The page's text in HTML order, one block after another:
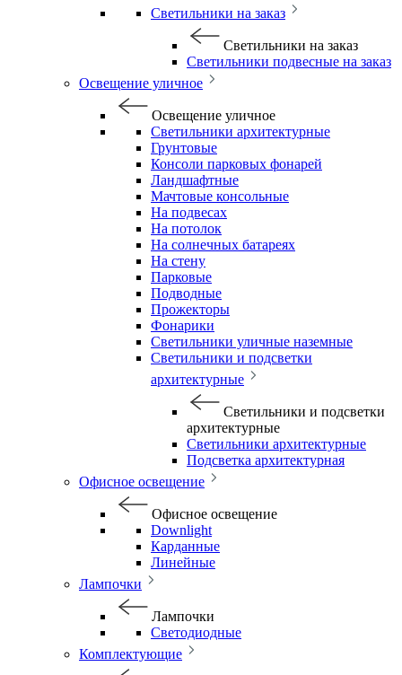
Светильники на заказ
Светильники на заказ
Светильники подвесные на заказ
Освещение уличное
Освещение уличное
Светильники архитектурные
Грунтовые
Консоли парковых фонарей
Ландшафтные
Мачтовые консольные
На подвесах
На потолок
На солнечных батареях
На стену
Парковые
Подводные
Прожекторы
Фонарики
Светильники уличные наземные
Светильники и подсветки
архитектурные
Светильники и подсветки
архитектурные
Светильники архитектурные
Подсветка архитектурная
Офисное освещение
Офисное освещение
Downlight
Карданные
Линейные
Лампочки
Лампочки
Светодиодные
Комплектующие